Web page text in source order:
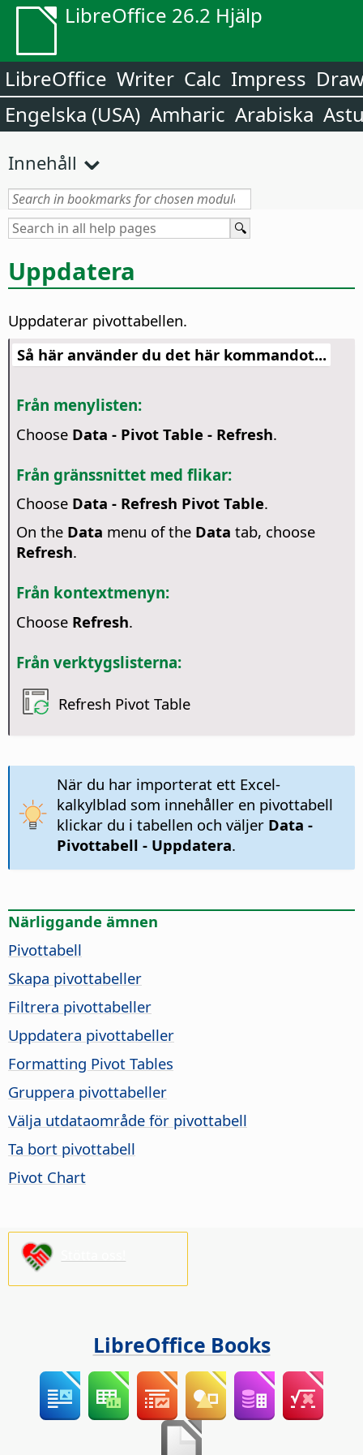
LibreOffice 26.2 Hjälp
LibreOffice Writer Calc Impress
Engelska (USA) Amharic Arabiska
Innehåll
Uppdatera
Uppdaterar pivottabellen.
Så här använder du det här kommandot...
Från menylisten:
Choose Data - Pivot Table - Refresh.
Från gränssnittet med flikar:
Choose Data - Refresh Pivot Table.
On the Data menu of the Data tab, choose
Refresh.
Från kontextmenyn:
Choose Refresh.
Från verktygslisterna:
Refresh Pivot Table
När du har importerat ett Excel-
kalkylblad som innehåller en pivottabell
klickar du i tabellen och väljer Data -
Pivottabell - Uppdatera.
Närliggande ämnen
Pivottabell
Skapa pivottabeller
Filtrera pivottabeller
Uppdatera pivottabeller
Formatting Pivot Tables
Gruppera pivottabeller
Välja utdataområde för pivottabell
Ta bort pivottabell
Pivot Chart
LibreOffice Books